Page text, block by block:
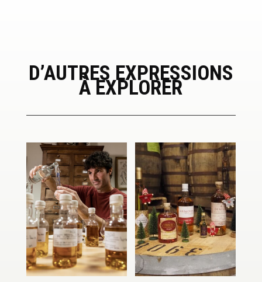
D’AUTRES EXPRESSIONS
À EXPLORER